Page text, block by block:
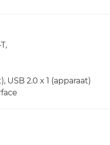
USB 2.0 x 1 (apparaat)